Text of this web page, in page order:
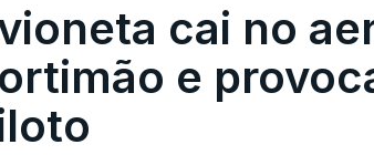
cai no
e